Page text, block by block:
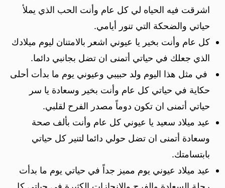
اشرقت فيه الحياه لي كل عام وأنت الحب الذي يملأ
حياتي والضحكة التي تنور أيامي.
كل عام وأنت بخير يا عيوني اشعر بالامتنان ليوم ميلادك
الذي جعلك في حياتي أتمنى ان تضل بجانبي دائما.
في مثل هذا اليوم ولد حبيبي وعيوني يوم ما بدأت أحلى
حكاية في حياتي كل عام وأنت بخير وسعادة يا سر
حياتي أتمنى ان تكون دوماً مصدر الفرح لقلبي.
عيد ميلاد سعيد يا عيوني كل عام وأنت بألف صحة
وسعادة أتمنى ان تضل حولي دائما لتنير كل حياتي
بابتسامتك.
عيد ميلاد عيوني يوم مميز جداً في حياتي يوم ما بدأت